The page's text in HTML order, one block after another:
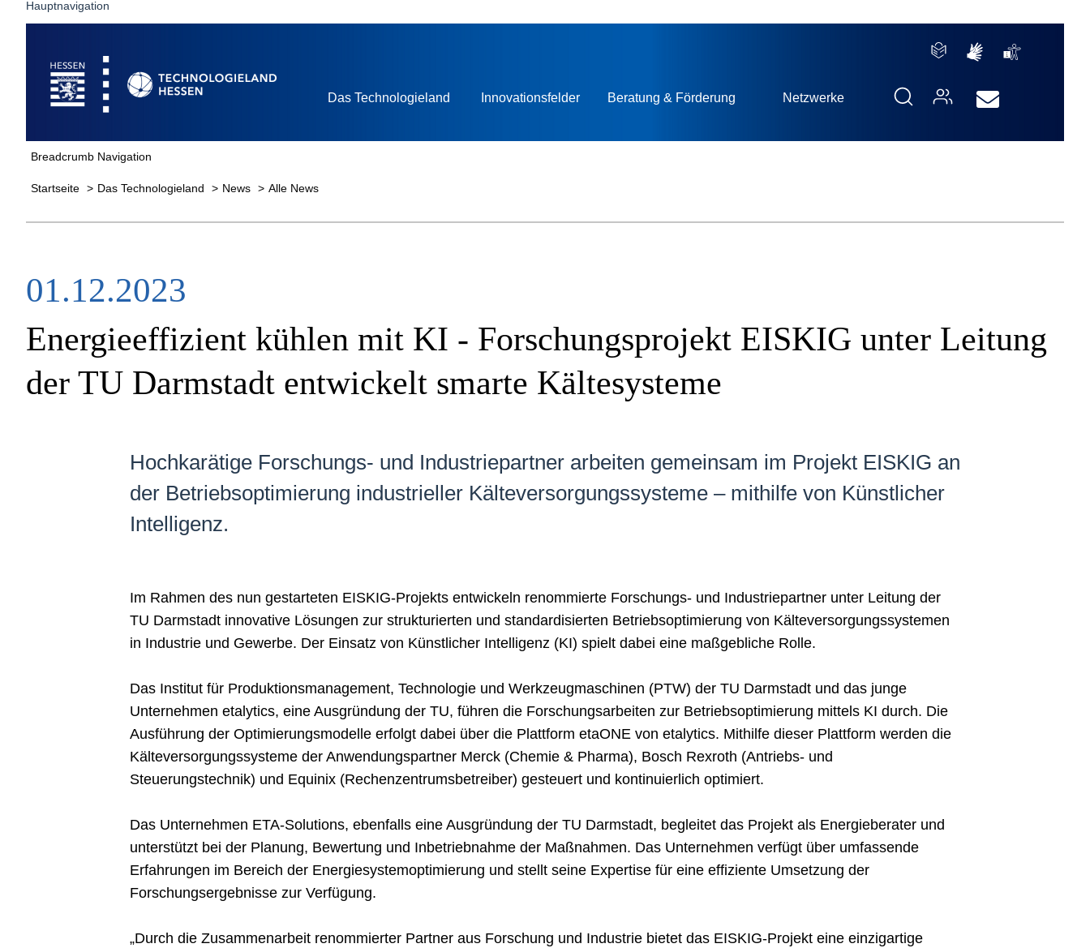
Hauptnavigation
Startseite
Das Technologieland Innovationsfelder Beratung & Förderung Netzwerke
Breadcrumb Navigation
Startseite Das Technologieland News Alle News
01.12.2023
Energieeffizient kühlen mit KI - Forschungsprojekt EISKIG unter Leitung
der TU Darmstadt entwickelt smarte Kältesysteme
Hochkarätige Forschungs- und Industriepartner arbeiten gemeinsam im Projekt EISKIG an
der Betriebsoptimierung industrieller Kälteversorgungssysteme – mithilfe von Künstlicher
Intelligenz.
Im Rahmen des nun gestarteten EISKIG-Projekts entwickeln renommierte Forschungs- und Industriepartner unter Leitung der
TU Darmstadt innovative Lösungen zur strukturierten und standardisierten Betriebsoptimierung von Kälteversorgungssystemen
in Industrie und Gewerbe. Der Einsatz von Künstlicher Intelligenz (KI) spielt dabei eine maßgebliche Rolle.
Das Institut für Produktionsmanagement, Technologie und Werkzeugmaschinen (PTW) der TU Darmstadt und das junge
Unternehmen etalytics, eine Ausgründung der TU, führen die Forschungsarbeiten zur Betriebsoptimierung mittels KI durch. Die
Ausführung der Optimierungsmodelle erfolgt dabei über die Plattform etaONE von etalytics. Mithilfe dieser Plattform werden die
Kälteversorgungssysteme der Anwendungspartner Merck (Chemie & Pharma), Bosch Rexroth (Antriebs- und
Steuerungstechnik) und Equinix (Rechenzentrumsbetreiber) gesteuert und kontinuierlich optimiert.
Das Unternehmen ETA-Solutions, ebenfalls eine Ausgründung der TU Darmstadt, begleitet das Projekt als Energieberater und
unterstützt bei der Planung, Bewertung und Inbetriebnahme der Maßnahmen. Das Unternehmen verfügt über umfassende
Erfahrungen im Bereich der Energiesystemoptimierung und stellt seine Expertise für eine effiziente Umsetzung der
Forschungsergebnisse zur Verfügung.
„Durch die Zusammenarbeit renommierter Partner aus Forschung und Industrie bietet das EISKIG-Projekt eine einzigartige